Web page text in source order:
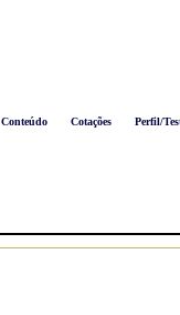
Conteúdo Cotações Perfil/